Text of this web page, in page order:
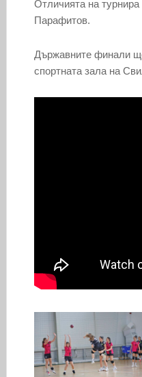
Отличията на
Парафитов.
Държавните финали
спортната зала на